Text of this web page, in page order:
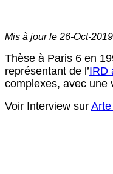
Mis à jour le 26-Oct-2019
Thèse à Paris 6 en
représentant de l’IRD
complexes, avec une
Voir Interview sur